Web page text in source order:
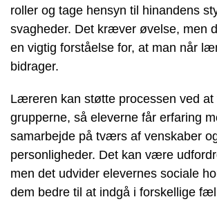
roller og tage hensyn til hinandens
svagheder. Det kræver øvelse, men
en vigtig forståelse for, at man når
bidrager.
Læreren kan støtte processen ved at
grupperne, så eleverne får erfaring
samarbejde på tværs af venskaber
personligheder. Det kan være
men det udvider elevernes sociale
dem bedre til at indgå i forskellige